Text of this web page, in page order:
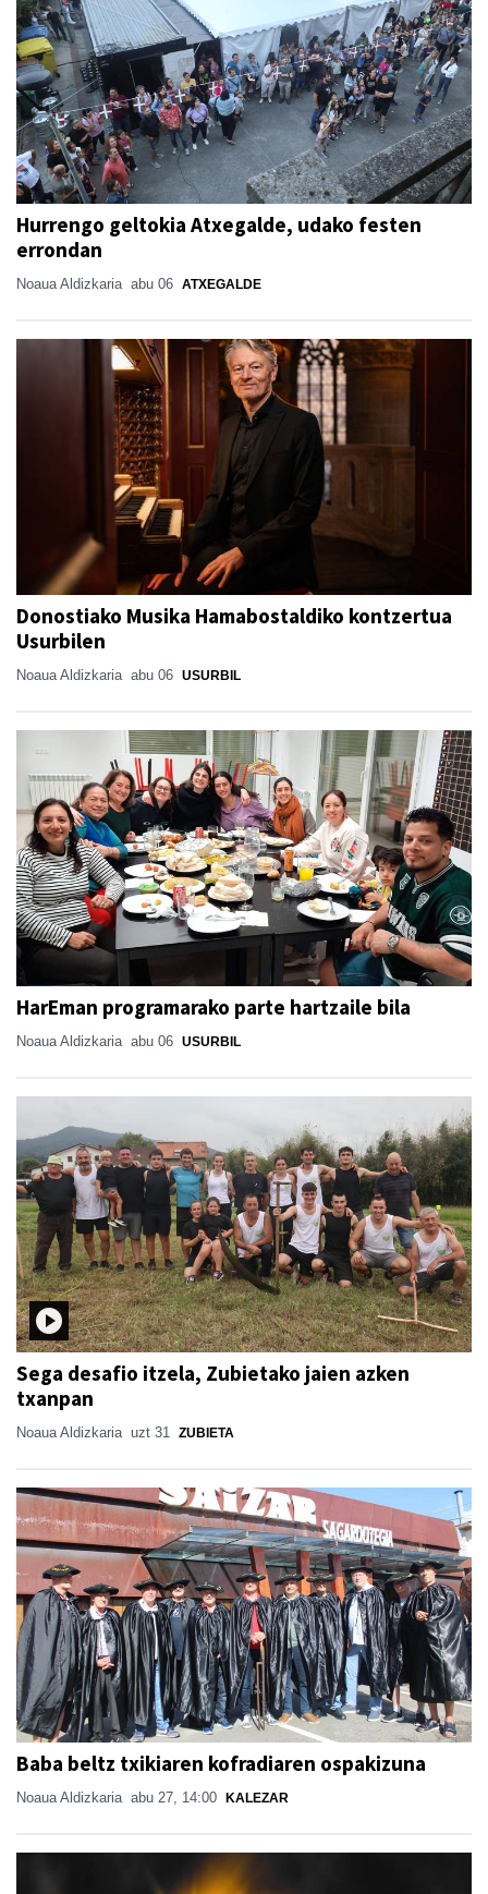
Hurrengo geltokia Atxegalde, udako festen
errondan
Noaua Aldizkaria abu 06 ATXEGALDE
Donostiako Musika Hamabostaldiko kontzertua
Usurbilen
Noaua Aldizkaria abu 06 USURBIL
HarEman programarako parte hartzaile bila
Noaua Aldizkaria abu 06 USURBIL
Sega desafio itzela, Zubietako jaien azken
txanpan
Noaua Aldizkaria uzt 31 ZUBIETA
Baba beltz txikiaren kofradiaren ospakizuna
Noaua Aldizkaria abu 27, 14:00 KALEZAR